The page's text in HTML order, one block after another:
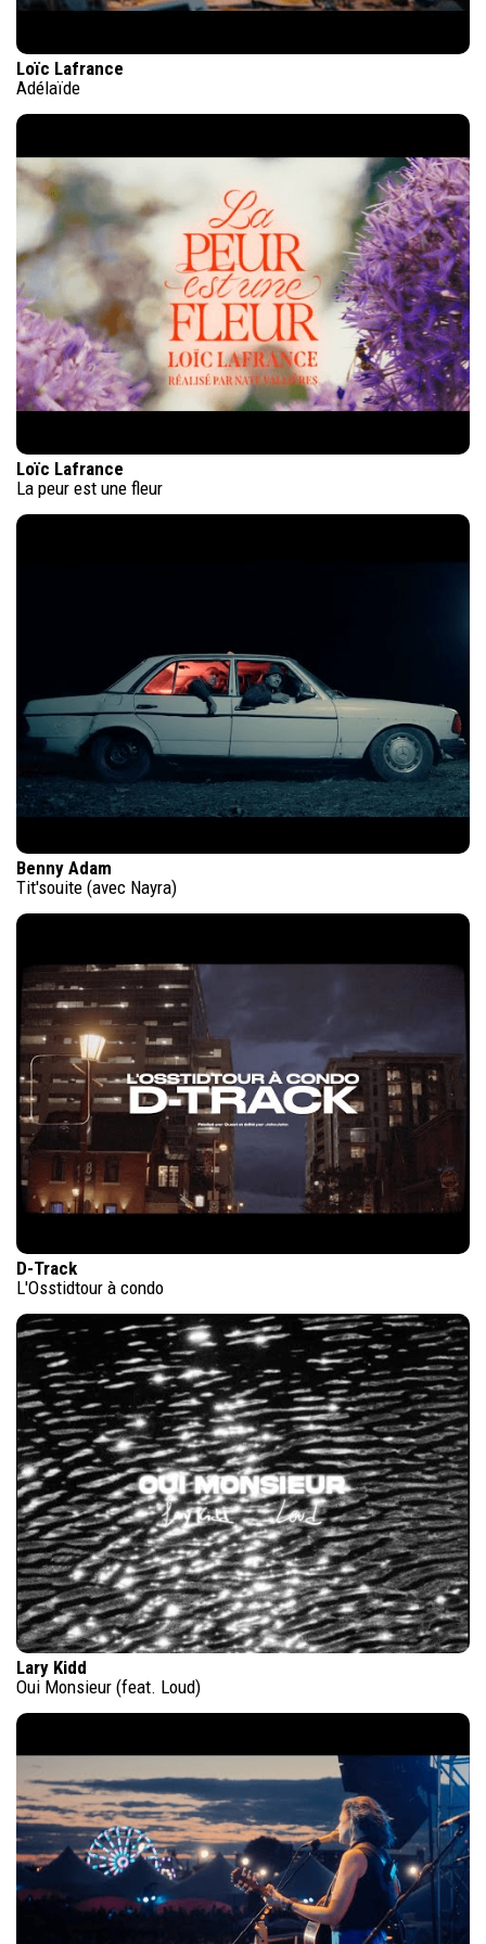
Loïc Lafrance
Adélaïde
Loïc Lafrance
La peur est une fleur
Benny Adam
Tit'souite (avec Nayra)
D-Track
L'Osstidtour à condo
Lary Kidd
Oui Monsieur (feat. Loud)